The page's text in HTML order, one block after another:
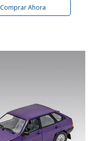
Comprar Ahora